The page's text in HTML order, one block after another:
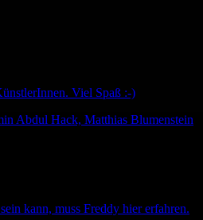
Viel Spaß :-)
Abdul Hack, Matthias Blumenstein
kann, muss Freddy hier erfahren.